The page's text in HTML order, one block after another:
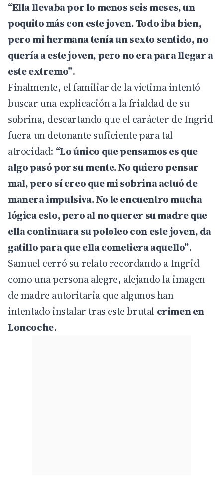
“Ella llevaba por lo menos seis meses, un
poquito más con este joven. Todo iba bien,
pero mi hermana tenía un sexto sentido, no
quería a este joven, pero no era para llegar a
este extremo”.
Finalmente, el familiar de la víctima intentó
buscar una explicación a la frialdad de su
sobrina, descartando que el carácter de Ingrid
fuera un detonante suficiente para tal
atrocidad: “Lo único que pensamos es que
algo pasó por su mente. No quiero pensar
mal, pero sí creo que mi sobrina actuó de
manera impulsiva. No le encuentro mucha
lógica esto, pero al no querer su madre que
ella continuara su pololeo con este joven, da
gatillo para que ella cometiera aquello”.
Samuel cerró su relato recordando a Ingrid
como una persona alegre, alejando la imagen
de madre autoritaria que algunos han
intentado instalar tras este brutal crimen en
Loncoche.